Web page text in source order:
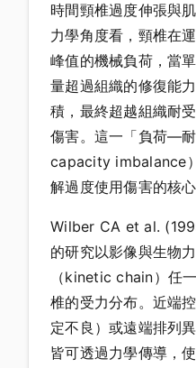
時間頸椎過度伸張與
力學角度看，頸椎在
峰值的機械負荷，當
量超過組織的修復能
積，最終超越組織耐
傷害。這一「負荷—
capacity imbalance
解過度使用傷害的核心
Wilber CA et al.
的研究以影像與生物
（kinetic chain）任
椎的受力分布。近端
定不良）或遠端排列
皆可透過力學傳導，